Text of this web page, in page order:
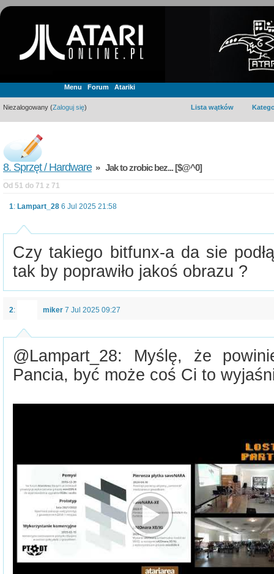
Menu Forum Atariki
Niezalogowany (Zaloguj się) Lista wątków
8. Sprzęt / Hardware» Jak to zrobic bez... [$@^0]
Od 51 do 71 z 71
1: Lampart_28 6 Jul 2025 21:58
Czy takiego bitfunx-a da sie
tak by poprawiło jakoś obrazu ?
2: miker 7 Jul 2025 09:27
@Lampart_28: Myślę, że
Pancia, być może coś Ci to